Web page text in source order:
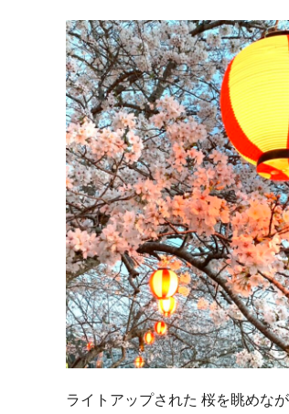
ライトアップされた 桜を眺めなが